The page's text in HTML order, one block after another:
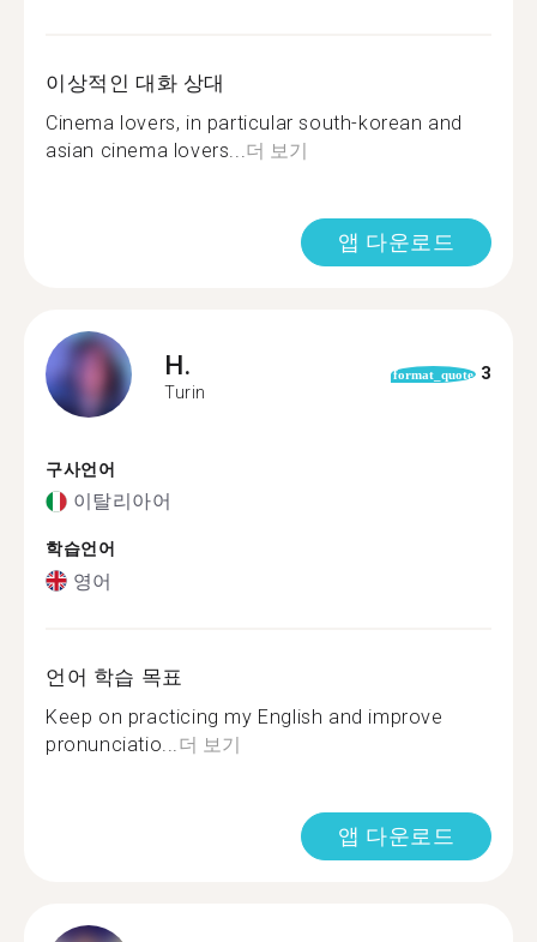
이상적인 대화 상대
Cinema lovers, in particular south-korean and
asian cinema lovers... 더 보기
앱 다운로드
H.
Turin
format_quote 3
구사언어
이탈리아어
학습언어
영어
언어 학습 목표
Keep on practicing my English and improve
pronunciatio... 더 보기
앱 다운로드